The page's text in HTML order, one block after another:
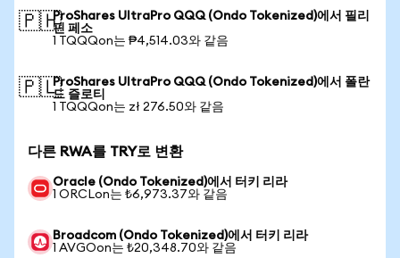
🇵🇭ProShares UltraPro QQQ (Ondo Tokenized)에서 필리
핀 페소
1 TQQQon는 ₱4,514.03와 같음
🇵🇱ProShares UltraPro QQQ (Ondo Tokenized)에서 폴란
드 즐로티
1 TQQQon는 zł 276.50와 같음
다른 RWA를 TRY로 변환
Oracle (Ondo Tokenized)에서 터키 리라
1 ORCLon는 ₺6,973.37와 같음
Broadcom (Ondo Tokenized)에서 터키 리라
1 AVGOon는 ₺20,348.70와 같음